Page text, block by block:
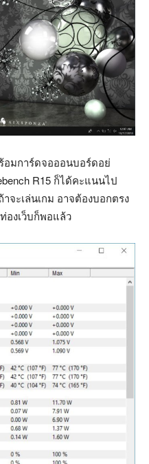
อมการ์ดจอออนบอร์ดอย่
R15 ก็ได้คะแนนไป
จะเล่นเกม อาจต้องบอกตรง
องเว็บก็พอแล้ว